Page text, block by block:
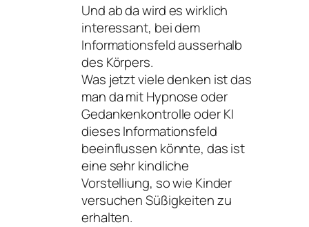
Und ab da wird es wirklich
interessant, bei dem
Informationsfeld ausserhalb
des Körpers.
Was jetzt viele denken ist das
man da mit Hypnose oder
Gedankenkontrolle oder KI
dieses Informationsfeld
beeinflussen könnte, das ist
eine sehr kindliche
Vorstelliung, so wie Kinder
versuchen Süßigkeiten zu
erhalten.